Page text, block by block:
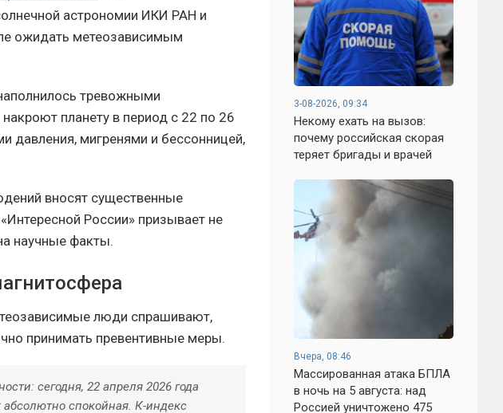
астрономии ИКИ РАН и
ожидать метеозависимым
тревожными
планету в период с 22 по 26
давления, мигренями и бессонницей,
вносят существенные
России» призывает не
научные факты.
люди спрашивают,
принимать превентивные меры.
сегодня, 22 апреля 2026 года
абсолютно спокойная. К-индекс
3-08-2026, 09:34
Некому ехать на вызов:
почему российская скорая
теряет бригады и врачей
Вчера, 08:46
Массированная атака БПЛА
в ночь на 5 августа: над
Россией уничтожено 475